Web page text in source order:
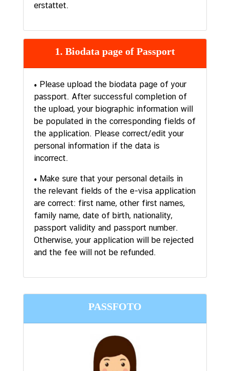
erstattet.
1. Biodata page of Passport
• Please upload the biodata page of your
passport. After successful completion of
the upload, your biographic information will
be populated in the corresponding fields of
the application. Please correct/edit your
personal information if the data is
incorrect.
• Make sure that your personal details in
the relevant fields of the e-visa application
are correct: first name, other first names,
family name, date of birth, nationality,
passport validity and passport number.
Otherwise, your application will be rejected
and the fee will not be refunded.
PASSFOTO